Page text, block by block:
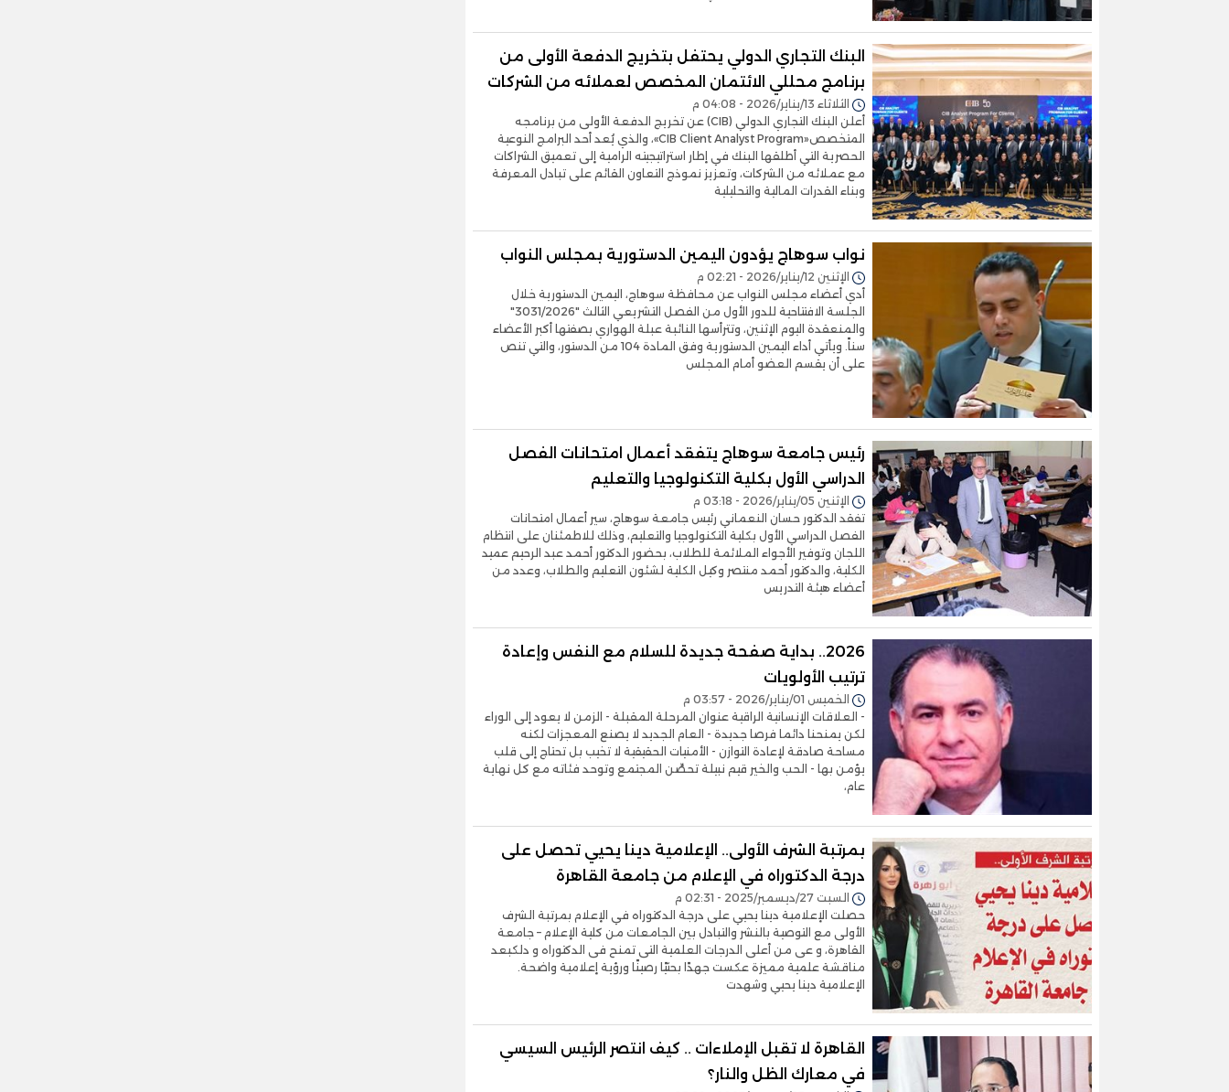
البنك التجاري الدولي يحتفل بتخريج الدفعة الأولى من
برنامج محللي الائتمان المخصص لعملائه من الشركات
الثلاثاء 13/يناير/2026 - 04:08 م
أعلن البنك التجاري الدولي (CIB) عن تخريج الدفعة الأولى من برنامجه
المتخصص«CIB Client Analyst Program»، والذي يُعد أحد البرامج النوعية
الحصرية التي أطلقها البنك في إطار استراتيجيته الرامية إلى تعميق الشراكات
مع عملائه من الشركات، وتعزيز نموذج التعاون القائم على تبادل المعرفة
وبناء القدرات المالية والتحليلية
نواب سوهاج يؤدون اليمين الدستورية بمجلس النواب
الإثنين 12/يناير/2026 - 02:21 م
أدي أعضاء مجلس النواب عن محافظة سوهاج، اليمين الدستورية خلال
الجلسة الافتتاحية للدور الأول من الفصل التشريعي الثالث "3031/2026"
والمنعقدة اليوم الإثنين، وتترأسها النائبة عبلة الهواري بصفتها أكبر الأعضاء
سناً. ويأتي أداء اليمين الدستورية وفق المادة 104 من الدستور، والتي تنص
على أن يقسم العضو أمام المجلس
رئيس جامعة سوهاج يتفقد أعمال امتحانات الفصل
الدراسي الأول بكلية التكنولوجيا والتعليم
الإثنين 05/يناير/2026 - 03:18 م
تفقد الدكتور حسان النعماني رئيس جامعة سوهاج، سير أعمال امتحانات
الفصل الدراسي الأول بكلية التكنولوجيا والتعليم، وذلك للاطمئنان على انتظام
اللجان وتوفير الأجواء الملائمة للطلاب، بحضور الدكتور أحمد عبد الرحيم عميد
الكلية، والدكتور أحمد منتصر وكيل الكلية لشئون التعليم والطلاب، وعدد من
أعضاء هيئة التدريس
2026.. بداية صفحة جديدة للسلام مع النفس وإعادة
ترتيب الأولويات
الخميس 01/يناير/2026 - 03:57 م
- العلاقات الإنسانية الراقية عنوان المرحلة المقبلة - الزمن لا يعود إلى الوراء
لكن يمنحنا دائما فرصا جديدة - العام الجديد لا يصنع المعجزات لكنه
مساحة صادقة لإعادة التوازن - الأمنيات الحقيقية لا تخيب بل تحتاج إلى قلب
يؤمن بها - الحب والخير قيم نبيلة تحصِّن المجتمع وتوحد فئاته مع كل نهاية
عام،
بمرتبة الشرف الأولى.. الإعلامية دينا يحيي تحصل على
درجة الدكتوراه في الإعلام من جامعة القاهرة
السبت 27/ديسمبر/2025 - 02:31 م
حصلت الإعلامية دينا يحيي على درجة الدكتوراه في الإعلام بمرتبة الشرف
الأولى مع التوصية بالنشر والتبادل بين الجامعات من كلية الإعلام – جامعة
القاهرة، و عى من أعلى الدرجات العلمية التى تمنح فى الدكتوراه و دلكبعد
مناقشة علمية مميزة عكست جهدًا بحثيًا رصينًا ورؤية إعلامية واضحة.
الإعلامية دينا يحيي وشهدت
القاهرة لا تقبل الإملاءات .. كيف انتصر الرئيس السيسي
في معارك الظل والنار؟